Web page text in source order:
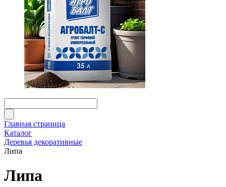
Главная страница
Каталог
Деревья декоративные
Липа
Липа